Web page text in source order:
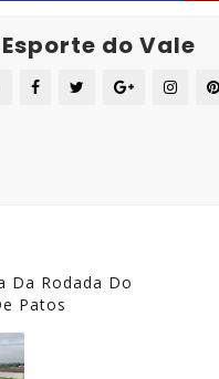
do Vale
Da Rodada Do
Patos